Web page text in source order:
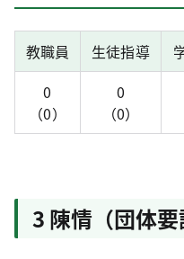
教職員 生徒指導
0
（0）
0
（0）
3 陳情（団体要